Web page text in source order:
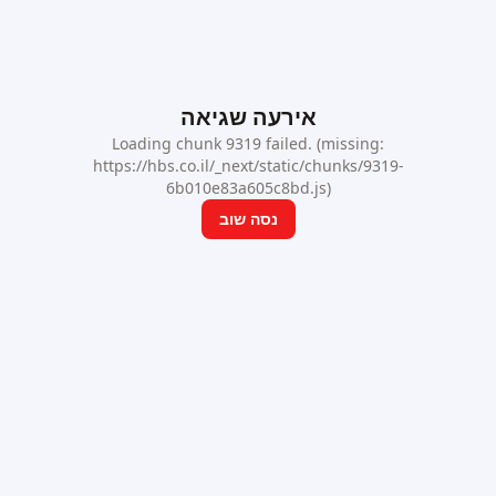
אירעה שגיאה
Loading chunk 9319 failed. (missing:
https://hbs.co.il/_next/static/chunks/9319-
6b010e83a605c8bd.js)